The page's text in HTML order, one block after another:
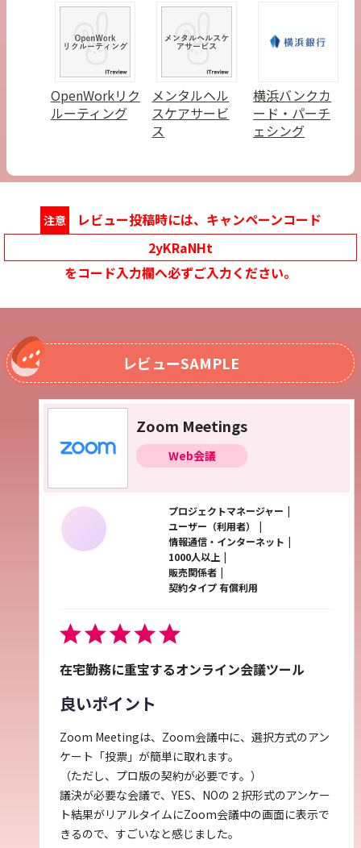
OpenWorkリク
ルーティング
メンタルヘル
スケアサービ
ス
横浜バンクカ
ード・パーチ
ェシング
注意
レビュー投稿時には、キャンペーンコード
2yKRaNHt
をコード入力欄へ必ずご入力ください。
レビューSAMPLE
Zoom Meetings
Web会議
プロジェクトマネージャー
ユーザー（利用者）
情報通信・インターネット
1000人以上
販売関係者
契約タイプ 有償利用
在宅勤務に重宝するオンライン会議ツール
良いポイント
Zoom Meetingは、Zoom会議中に、選択方式のアン
ケート「投票」が簡単に取れます。
（ただし、プロ版の契約が必要です。）
議決が必要な会議で、YES、NOの２択形式のアンケー
ト結果がリアルタイムにZoom会議中の画面に表示で
きるので、すごいなと感じました。